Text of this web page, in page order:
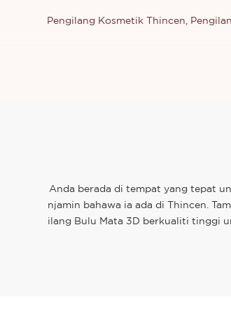
Pengilang Kosmetik Thincen,
Anda berada di tempat yang tepat
njamin bahawa ia ada di Thincen.
ilang Bulu Mata 3D berkualiti tinggi